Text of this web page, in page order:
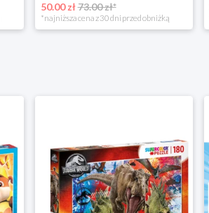
50.00 zł73.00 zł*
*najniższa cena z 30 dni przed obniżką